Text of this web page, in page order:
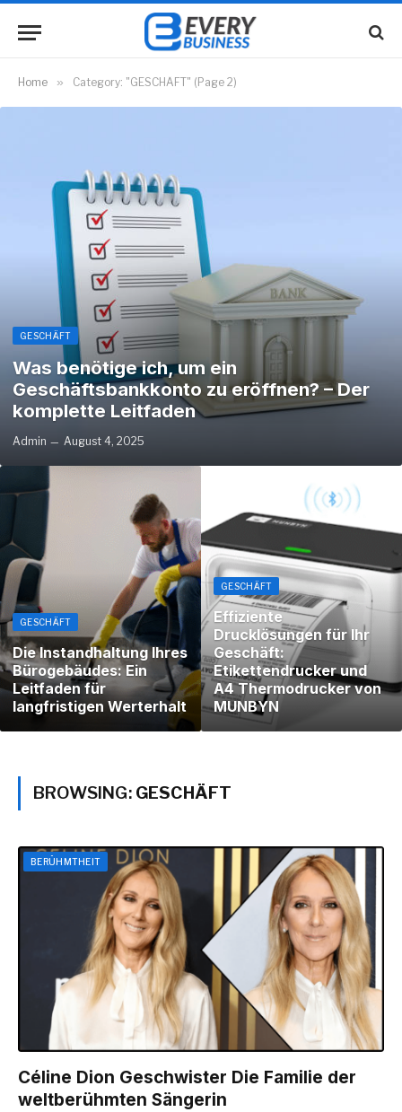
Home » Category: "GESCHÄFT" (Page 2)
GESCHÄFT
Was benötige ich, um ein
Geschäftsbankkonto zu eröffnen? – Der
komplette Leitfaden
Admin August 4, 2025
GESCHÄFT
Die Instandhaltung Ihres
Bürogebäudes: Ein
Leitfaden für
langfristigen Werterhalt
GESCHÄFT
Effiziente
Drucklösungen für Ihr
Geschäft:
Etikettendrucker und
A4 Thermodrucker von
MUNBYN
BROWSING: GESCHÄFT
BERÜHMTHEIT
Céline Dion Geschwister Die Familie der
weltberühmten Sängerin